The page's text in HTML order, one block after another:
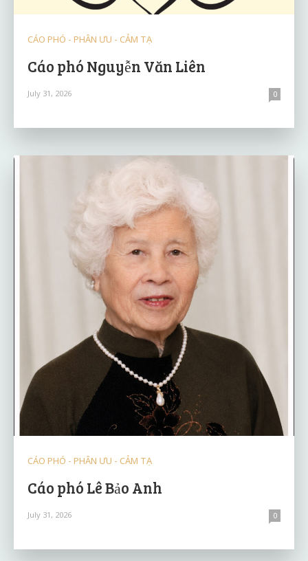
CÁO PHÓ - PHÂN ƯU - CẢM TẠ
Cáo phó Nguyễn Văn Liên
July 31, 2026 0
CÁO PHÓ - PHÂN ƯU - CẢM TẠ
Cáo phó Lê Bảo Anh
July 31, 2026 0